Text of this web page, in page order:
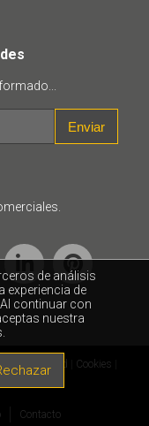
Enviar
de privacidad Cookies
Contacto
de análisis
experiencia de
continuar con
nuestra